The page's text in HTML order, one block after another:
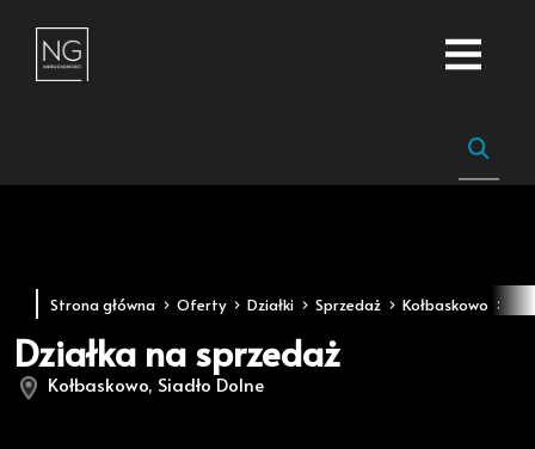
Strona główna Oferty Działki Sprzedaż Kołbaskowo
Działka na sprzedaż
Kołbaskowo, Siadło Dolne